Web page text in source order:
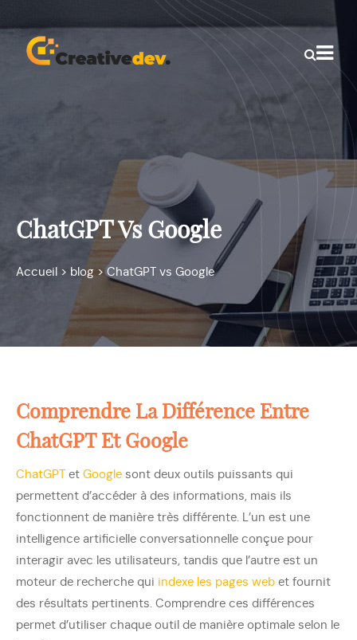
ChatGPT Vs Google
Accueil > blog >ChatGPT vs Google
Comprendre La Différence Entre
ChatGPT Et Google
ChatGPT et Google sont deux outils puissants qui
permettent d’accéder à des informations, mais ils
fonctionnent de manière très différente. L’un est une
intelligence artificielle conversationnelle conçue pour
interagir avec les utilisateurs, tandis que l’autre est un
moteur de recherche qui indexe les pages web et fournit
des résultats pertinents. Comprendre ces différences
permet d’utiliser chaque outil de manière optimale selon le